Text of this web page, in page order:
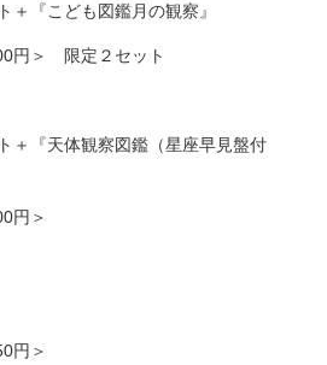
＋『こども図鑑月の観察』
＞ 限定２セット
＋『天体観察図鑑（星座早見盤付
円＞
円＞